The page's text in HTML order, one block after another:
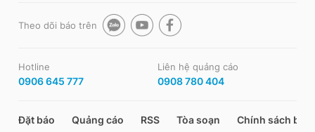
Theo dõi báo trên
Hotline
0906 645 777
Liên hệ quảng cáo
0908 780 404
Đặt báo Quảng cáo RSS Tòa soạn Chính sách bảo